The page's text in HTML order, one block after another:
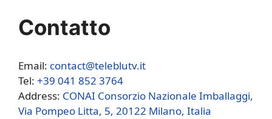
Contatto
Email: contact@teleblutv.it
Tel: +39 041 852 3764
Address: CONAI Consorzio Nazionale Imballaggi,
Via Pompeo Litta, 5, 20122 Milano, Italia